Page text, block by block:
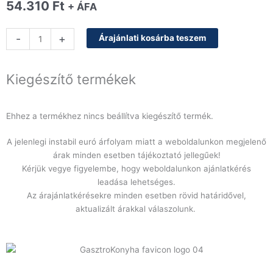
54.310 Ft + ÁFA
-
szállodai
műanyag,
textilzsákkal
+ Árajánlati kosárba teszem
Kiegészítő termékek
Ehhez a termékhez nincs beállítva kiegészítő termék.
A jelenlegi instabil euró árfolyam miatt a weboldalunkon megjelenő
árak minden esetben tájékoztató jellegűek!
Kérjük vegye figyelembe, hogy weboldalunkon ajánlatkérés
leadása lehetséges.
Az árajánlatkérésekre minden esetben rövid határidővel,
aktualizált árakkal válaszolunk.